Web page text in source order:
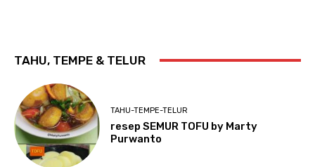
TAHU, TEMPE & TELUR
TAHU-TEMPE-TELUR
resep SEMUR TOFU by Marty
Purwanto